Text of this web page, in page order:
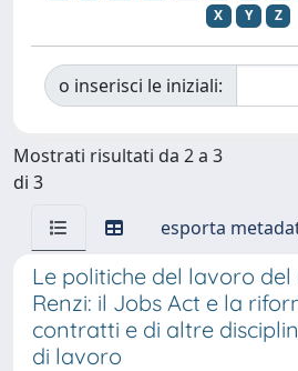
X
Y Z
o inserisci le iniziali:
Mostrati risultati da 2 a 3
di 3
esporta
Le politiche del lavoro del
Renzi: il Jobs Act e la
contratti e di altre
di lavoro